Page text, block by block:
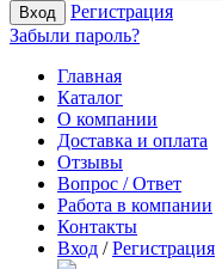
Вход
Регистрация
Забыли пароль?
Главная
Каталог
О компании
Доставка и оплата
Отзывы
Вопрос / Ответ
Работа в компании
Контакты
Вход /Регистрация